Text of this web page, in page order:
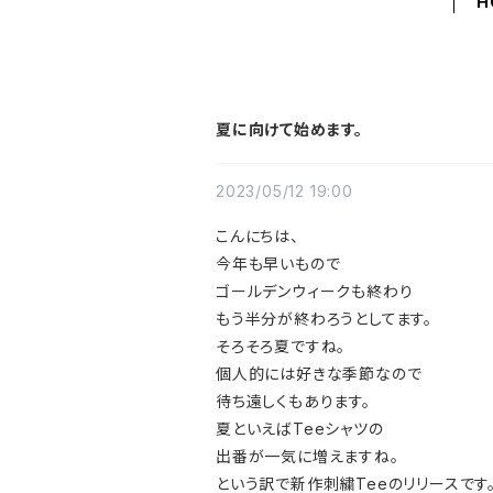
夏に向けて始めます。
2023/05/12 19:00
こんにちは、
今年も早いもので
ゴールデンウィークも終わり
もう半分が終わろうとしてます。
そろそろ夏ですね。
個人的には好きな季節なので
待ち遠しくもあります。
夏といえばTeeシャツの
出番が一気に増えますね。
という訳で新作刺繍Teeのリリースです。